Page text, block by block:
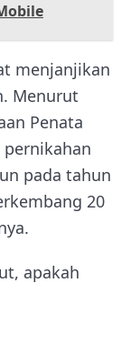
menjanjikan
Menurut
Penata
pada tahun
20
apakah